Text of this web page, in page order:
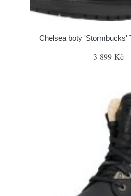
Chelsea boty 'Stormbucks'
3 899 Kč